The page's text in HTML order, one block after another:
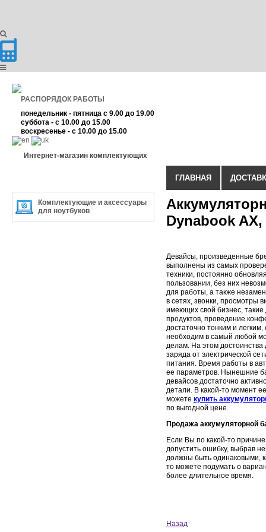
РАСПОРЯДОК РАБОТЫ
понедельник - пятница с 9.00 до 19.00
суббота - с 10.00 до 15.00
воскресенье - с 10.00 до 15.00
Интернет-магазин комплектующих
Комплектующие и аксессуары
для ноутбуков
ГЛАВНАЯ
Dynabook AX,
Девайсы, произведенные
выполнены из самых
техники, постоянно
пользовании, без них
для работы, а также
в сетях, звонки, просмотры
имеющих свой бизнес,
продуктов, проведение
достаточно тонким и
необходим в самый любой
делам. На этом достоинства
заряда от электрической
питания. Время работы в
ее параметров. Нынешние
девайсов достаточно
детали. В какой-то момент
можете купить
по выгодной цене.
Продажа аккумуляторной
Если Вы по какой-то
допустить ошибку, выбрав
должны быть одинаковыми,
то можете подумать о
более длительное время.
Назад